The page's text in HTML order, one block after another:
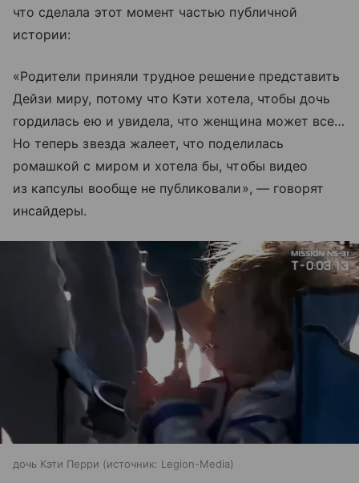
что сделала этот момент частью публичной
истории:
«Родители приняли трудное решение представить
Дейзи миру, потому что Кэти хотела, чтобы дочь
гордилась ею и увидела, что женщина может все…
Но теперь звезда жалеет, что поделилась
ромашкой с миром и хотела бы, чтобы видео
из капсулы вообще не публиковали», — говорят
инсайдеры.
дочь Кэти Перри источник: Legion-Media